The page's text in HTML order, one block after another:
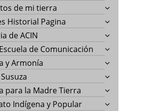
de mi tierra
Historial Pagina
de ACIN
de Comunicación
y Armonía
para la Madre Tierra
Indígena y Popular